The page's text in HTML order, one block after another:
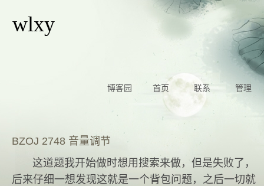
wlxy
博客园 首页 联系 管理
BZOJ 2748 音量调节
这道题我开始做时想用搜索来做，但是失败了，
后来仔细一想发现这就是一个背包问题，之后一切就